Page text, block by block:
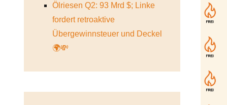
Ölriesen Q2: 93 Mrd $; Linke
fordert retroaktive
Übergewinnsteuer und Deckel
🌍💸